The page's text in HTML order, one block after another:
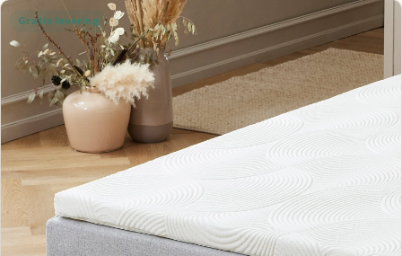
Gratis levering